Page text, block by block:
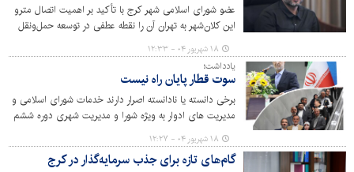
عضو شورای اسلامی شهر کرج با تأکید بر اهمیت اتصال مترو
این کلان‌شهر به تهران آن را نقطه عطفی در توسعه حمل‌ونقل
شهری و ارتقای کیفیت زندگی شهروندان دانست.
۱۸ شهریور ۰۴ - ۱۲:۳۳
یادداشت؛
سوت قطار پایان راه نیست
برخی دانسته یا نادانسته اصرار دارند خدمات شورای اسلامی و
مدیریت های ادوار به ویژه شورا و مدیریت شهری دوره ششم
در ساخت ایستگاه،راه‌اندازی قطار شهری و تحقق اقدامات
ماندگار مدیریت شهری را نادیده فرض نمایند که بی تردید این
شیوه از خبر یا تحلیل از باب انصاف در طریق صواب نیست.
۱۸ شهریور ۰۴ - ۱۲:۲۷
گام‌های تازه برای جذب سرمایه‌گذار در کرج